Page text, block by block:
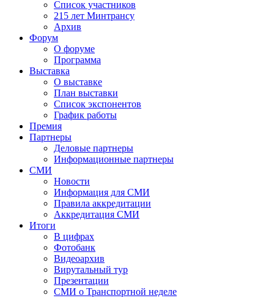
Список участников
215 лет Минтрансу
Архив
Форум
О форуме
Программа
Выставка
О выставке
План выставки
Список экспонентов
График работы
Премия
Партнеры
Деловые партнеры
Информационные партнеры
СМИ
Новости
Информация для СМИ
Правила аккредитации
Аккредитация СМИ
Итоги
В цифрах
Фотобанк
Видеоархив
Вирутальный тур
Презентации
СМИ о Транспортной неделе